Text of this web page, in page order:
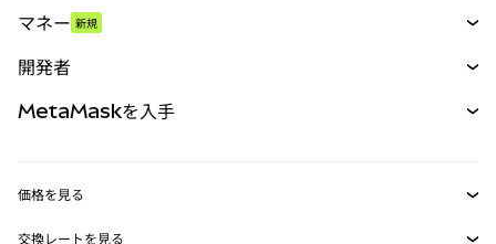
パーペチュアル
RWA
マネー 新規
開発者
MetaMaskを入手
価格を見る
交換レートを見る